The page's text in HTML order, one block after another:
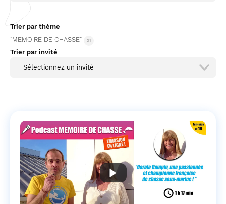
Trier par thème
"MEMOIRE DE CHASSE"
31
Trier par invité
Sélectionnez un invité